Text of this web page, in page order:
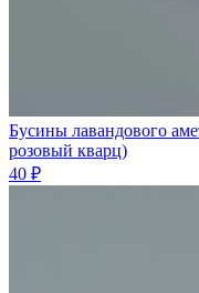
Бусины лавандового
розовый кварц)
40 ₽